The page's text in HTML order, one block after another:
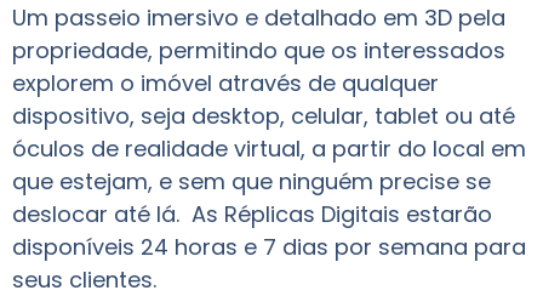
Um passeio imersivo e detalhado em 3D pela
propriedade, permitindo que os interessados
explorem o imóvel através de qualquer
dispositivo, seja desktop, celular, tablet ou até
óculos de realidade virtual, a partir do local em
que estejam, e sem que ninguém precise se
deslocar até lá. As Réplicas Digitais estarão
disponíveis 24 horas e 7 dias por semana para
seus clientes.